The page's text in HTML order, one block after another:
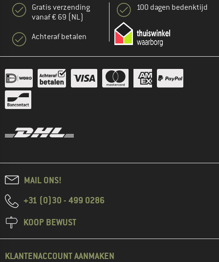
Gratis verzending
vanaf € 69 (NL)
Achteraf betalen
100 dagen bedenktijd
MAIL ONS!
+31 (0)30 - 499 0286
KOOP BEWUST
KLANTENACCOUNT AANMAKEN